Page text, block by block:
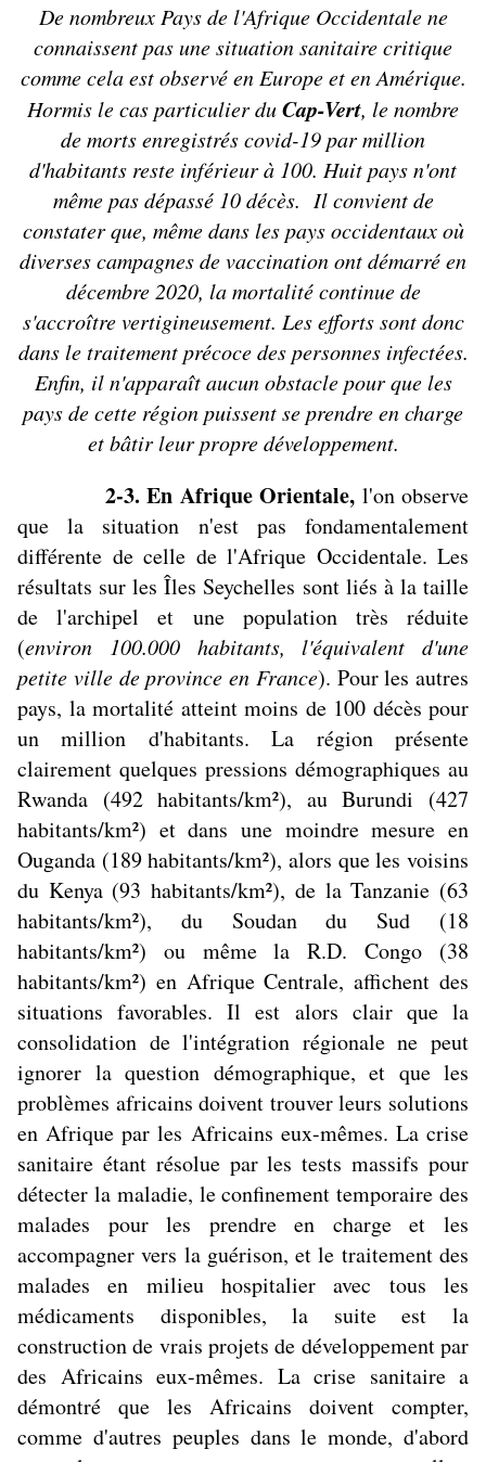
De nombreux Pays de l'Afrique Occidentale ne
connaissent pas une situation sanitaire critique
comme cela est observé en Europe et en Amérique.
Hormis le cas particulier duCap-Vert, le nombre
de morts enregistrés covid-19 par million
d'habitants reste inférieur à 100. Huit pays n'ont
même pas dépassé 10 décès. Il convient de
constater que, même dans les pays occidentaux où
diverses campagnes de vaccination ont démarré en
décembre 2020, la mortalité continue de
s'accroître vertigineusement. Les efforts sont donc
dans le traitement précoce des personnes infectées.
Enfin, il n'apparaît aucun obstacle pour que les
pays de cette région puissent se prendre en charge
et bâtir leur propre développement.
2-3. En Afrique Orientale, l'on observe
que la situation n'est pas fondamentalement
différente de celle de l'Afrique Occidentale. Les
résultats sur les Îles Seychelles sont liés à la taille
de l'archipel et une population très réduite
(environ 100.000 habitants, l'équivalent d'une
petite ville de province en France). Pour les autres
pays, la mortalité atteint moins de 100 décès pour
un million d'habitants. La région présente
clairement quelques pressions démographiques au
Rwanda (492 habitants/km²), au Burundi (427
habitants/km²) et dans une moindre mesure en
Ouganda (189 habitants/km²), alors que les voisins
du Kenya (93 habitants/km²), de la Tanzanie (63
habitants/km²), du Soudan du Sud (18
habitants/km²) ou même la R.D. Congo (38
habitants/km²) en Afrique Centrale, affichent des
situations favorables. Il est alors clair que la
consolidation de l'intégration régionale ne peut
ignorer la question démographique, et que les
problèmes africains doivent trouver leurs solutions
en Afrique par les Africains eux-mêmes. La crise
sanitaire étant résolue par les tests massifs pour
détecter la maladie, le confinement temporaire des
malades pour les prendre en charge et les
accompagner vers la guérison, et le traitement des
malades en milieu hospitalier avec tous les
médicaments disponibles, la suite est la
construction de vrais projets de développement par
des Africains eux-mêmes. La crise sanitaire a
démontré que les Africains doivent compter,
comme d'autres peuples dans le monde, d'abord